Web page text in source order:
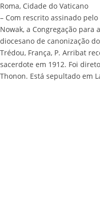
Roma, Cidade do Vaticano
– Com rescrito assinado
Nowak, a Congregação para
diocesano de canonização
Trédou, França, P. Arribat
sacerdote em 1912. Foi
Thonon. Está sepultado em